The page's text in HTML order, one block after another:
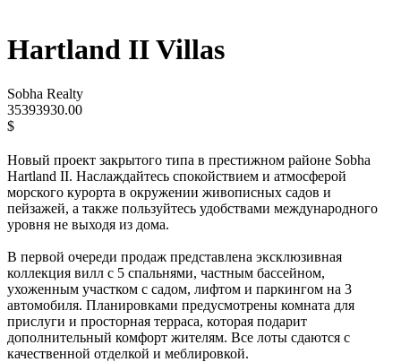
Hartland II Villas
Sobha Realty
35393930.00
$
Новый проект закрытого типа в престижном районе Sobha
Hartland II. Наслаждайтесь спокойствием и атмосферой
морского курорта в окружении живописных садов и
пейзажей, а также пользуйтесь удобствами международного
уровня не выходя из дома.
В первой очереди продаж представлена эксклюзивная
коллекция вилл с 5 спальнями, частным бассейном,
ухоженным участком с садом, лифтом и паркингом на 3
автомобиля. Планировками предусмотрены комната для
прислуги и просторная терраса, которая подарит
дополнительный комфорт жителям. Все лоты сдаются с
качественной отделкой и меблировкой.